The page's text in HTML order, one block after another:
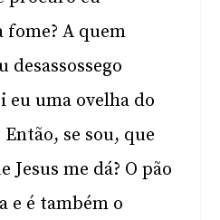
fome? A quem
desassossego
eu uma ovelha do
se sou, que
Jesus me dá? O pão
e é também o